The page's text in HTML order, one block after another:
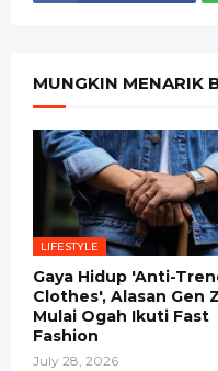
MUNGKIN MENARIK
LIFESTYLE
Gaya Hidup 'Anti-
Clothes', Alasan Gen Z
Mulai Ogah Ikuti Fast
Fashion
July 28, 2026